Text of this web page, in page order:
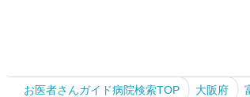
お医者さんガイド病院検索TOP 大阪府